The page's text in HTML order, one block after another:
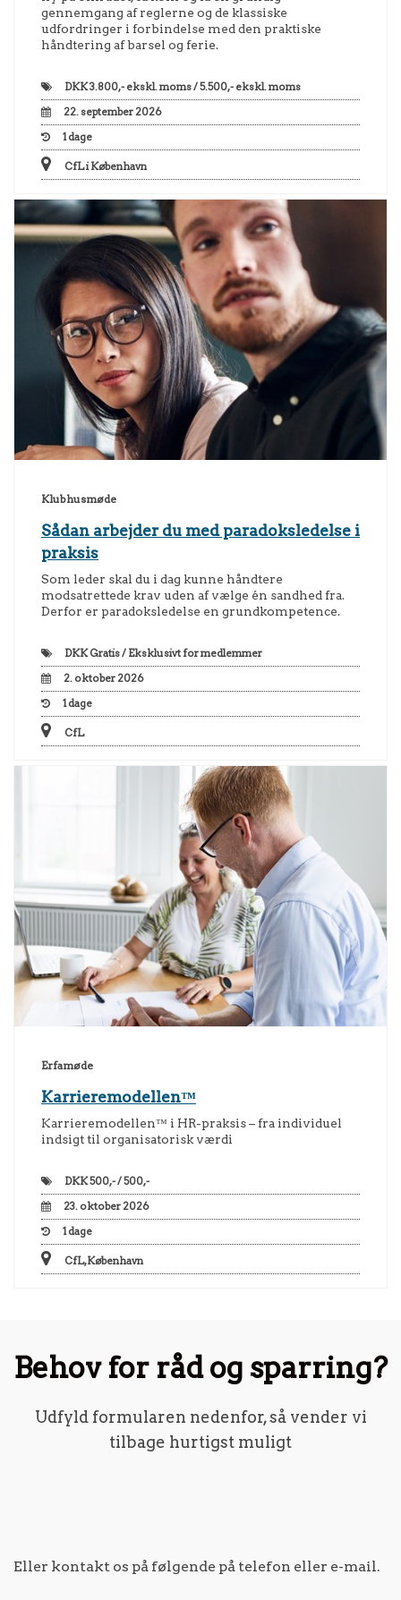
gennemgang af reglerne og de klassiske
udfordringer i forbindelse med den praktiske
håndtering af barsel og ferie.
DKK3.800,- ekskl. moms / 5.500,- ekskl. moms
22. september 2026
1dage
CfL i København
Klubhusmøde
Sådan arbejder du med paradoksledelse i
praksis
Som leder skal du i dag kunne håndtere
modsatrettede krav uden af vælge én sandhed fra.
Derfor er paradoksledelse en grundkompetence.
DKKGratis / Eksklusivt for medlemmer
2. oktober 2026
1dage
CfL
Erfamøde
Karrieremodellen™
Karrieremodellen™ i HR-praksis – fra individuel
indsigt til organisatorisk værdi
DKK500,- / 500,-
23. oktober 2026
1dage
CfL, København
Behov for råd og sparring?
Udfyld formularen nedenfor, så vender vi
tilbage hurtigst muligt
Eller kontakt os på følgende på telefon eller e-mail.